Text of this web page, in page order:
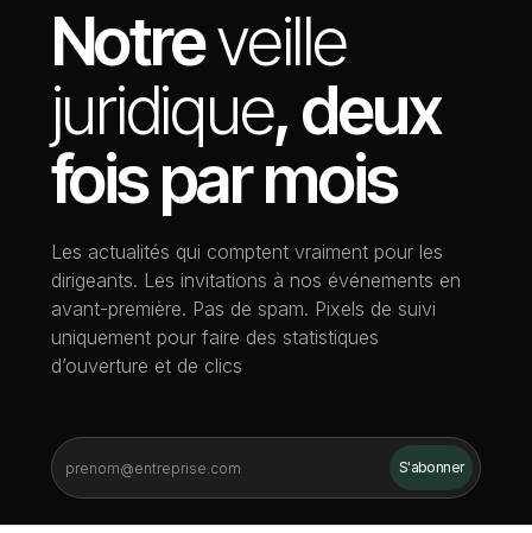
Notreveille
juridique, deux
fois par mois
Les actualités qui comptent vraiment pour les
dirigeants. Les invitations à nos événements en
avant-première. Pas de spam. Pixels de suivi
uniquement pour faire des statistiques
d’ouverture et de clics